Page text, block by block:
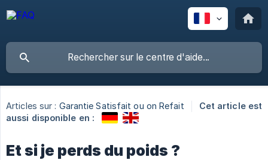
Articles sur : Garantie Satisfait ou on Refait
Cet article est
aussi disponible en :
Et si je perds du poids ?